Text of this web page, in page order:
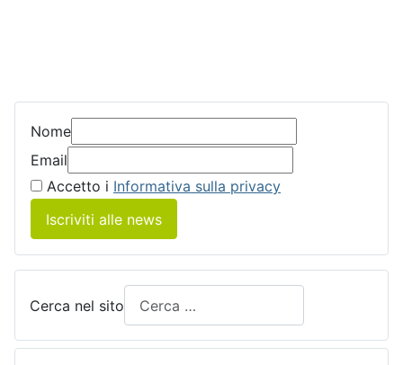
Nome
Email
Accetto i Informativa sulla privacy
Iscriviti alle news
Cerca nel sito